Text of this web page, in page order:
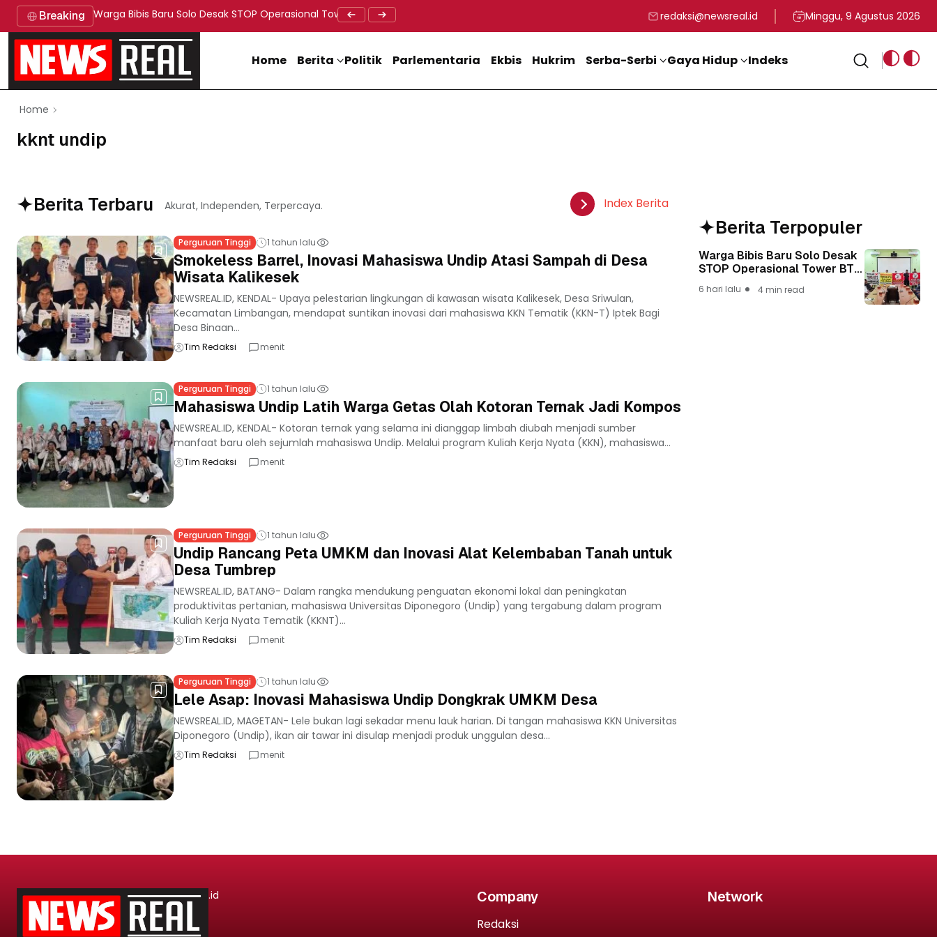
Breaking Warga Bibis Baru Solo Desak STOP Operasional Tower BTS, Diwa : Nyawa dan Keselamatan Warga Lebih Berharga
Doa Lintas Agama Perkuat Semangat Persatuan Jelang HUT ke-81 Kemerdekaan RIDukung MBG, Kadin Apresiasi Kepemimpinan Presiden Prabowo yang
Staf Khusus Menag RI
redaksi@newsreal.id Minggu, 9 Agustus 2026
Home Berita Politik Parlementaria Ekbis Hukrim Serba-Serbi Gaya Hidup Indeks
Home
kknt undip
Berita Terbaru Akurat, Independen, Terpercaya. Index Berita
Perguruan Tinggi 1 tahun lalu
Smokeless Barrel, Inovasi Mahasiswa Undip Atasi Sampah di Desa
Wisata Kalikesek
NEWSREAL.ID, KENDAL- Upaya pelestarian lingkungan di kawasan wisata Kalikesek, Desa Sriwulan,
Kecamatan Limbangan, mendapat suntikan inovasi dari mahasiswa KKN Tematik (KKN-T) Iptek Bagi
Desa Binaan...
Tim Redaksi menit
Perguruan Tinggi 1 tahun lalu
Mahasiswa Undip Latih Warga Getas Olah Kotoran Ternak Jadi Kompos
NEWSREAL.ID, KENDAL- Kotoran ternak yang selama ini dianggap limbah diubah menjadi sumber
manfaat baru oleh sejumlah mahasiswa Undip. Melalui program Kuliah Kerja Nyata (KKN), mahasiswa...
Tim Redaksi menit
Perguruan Tinggi 1 tahun lalu
Undip Rancang Peta UMKM dan Inovasi Alat Kelembaban Tanah untuk
Desa Tumbrep
NEWSREAL.ID, BATANG- Dalam rangka mendukung penguatan ekonomi lokal dan peningkatan
produktivitas pertanian, mahasiswa Universitas Diponegoro (Undip) yang tergabung dalam program
Kuliah Kerja Nyata Tematik (KKNT)...
Tim Redaksi menit
Perguruan Tinggi 1 tahun lalu
Lele Asap: Inovasi Mahasiswa Undip Dongkrak UMKM Desa
NEWSREAL.ID, MAGETAN- Lele bukan lagi sekadar menu lauk harian. Di tangan mahasiswa KKN Universitas
Diponegoro (Undip), ikan air tawar ini disulap menjadi produk unggulan desa...
Tim Redaksi menit
Berita Terpopuler
Warga Bibis Baru Solo Desak
STOP Operasional Tower BTS,
Keselamatan Warga Lebih
6 hari lalu 4 min read
.id Company
Redaksi
Network